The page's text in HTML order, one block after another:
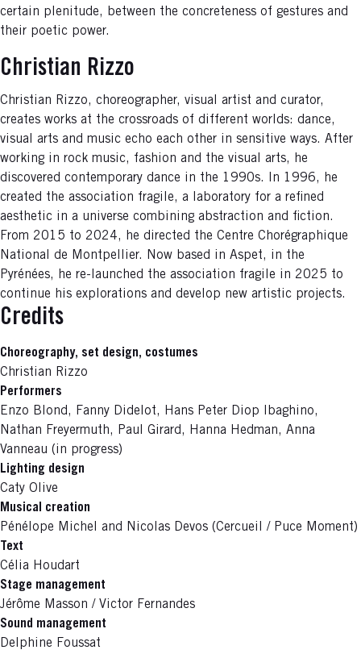
certain plenitude, between the concreteness of gestures and
their poetic power.
Christian Rizzo
Christian Rizzo, choreographer, visual artist and curator,
creates works at the crossroads of different worlds: dance,
visual arts and music echo each other in sensitive ways. After
working in rock music, fashion and the visual arts, he
discovered contemporary dance in the 1990s. In 1996, he
created the association fragile, a laboratory for a refined
aesthetic in a universe combining abstraction and fiction.
From 2015 to 2024, he directed the Centre Chorégraphique
National de Montpellier. Now based in Aspet, in the
Pyrénées, he re-launched the association fragile in 2025 to
continue his explorations and develop new artistic projects.
Credits
Choreography, set design, costumes
Christian Rizzo
Performers
Enzo Blond, Fanny Didelot, Hans Peter Diop Ibaghino,
Nathan Freyermuth, Paul Girard, Hanna Hedman, Anna
Vanneau (in progress)
Lighting design
Caty Olive
Musical creation
Pénélope Michel and Nicolas Devos (Cercueil / Puce Moment)
Text
Célia Houdart
Stage management
Jérôme Masson / Victor Fernandes
Sound management
Delphine Foussat